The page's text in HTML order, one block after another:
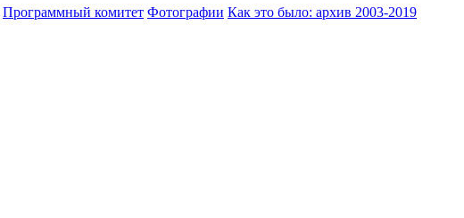
Программный комитет Фотографии Как это было: архив 2003-2019